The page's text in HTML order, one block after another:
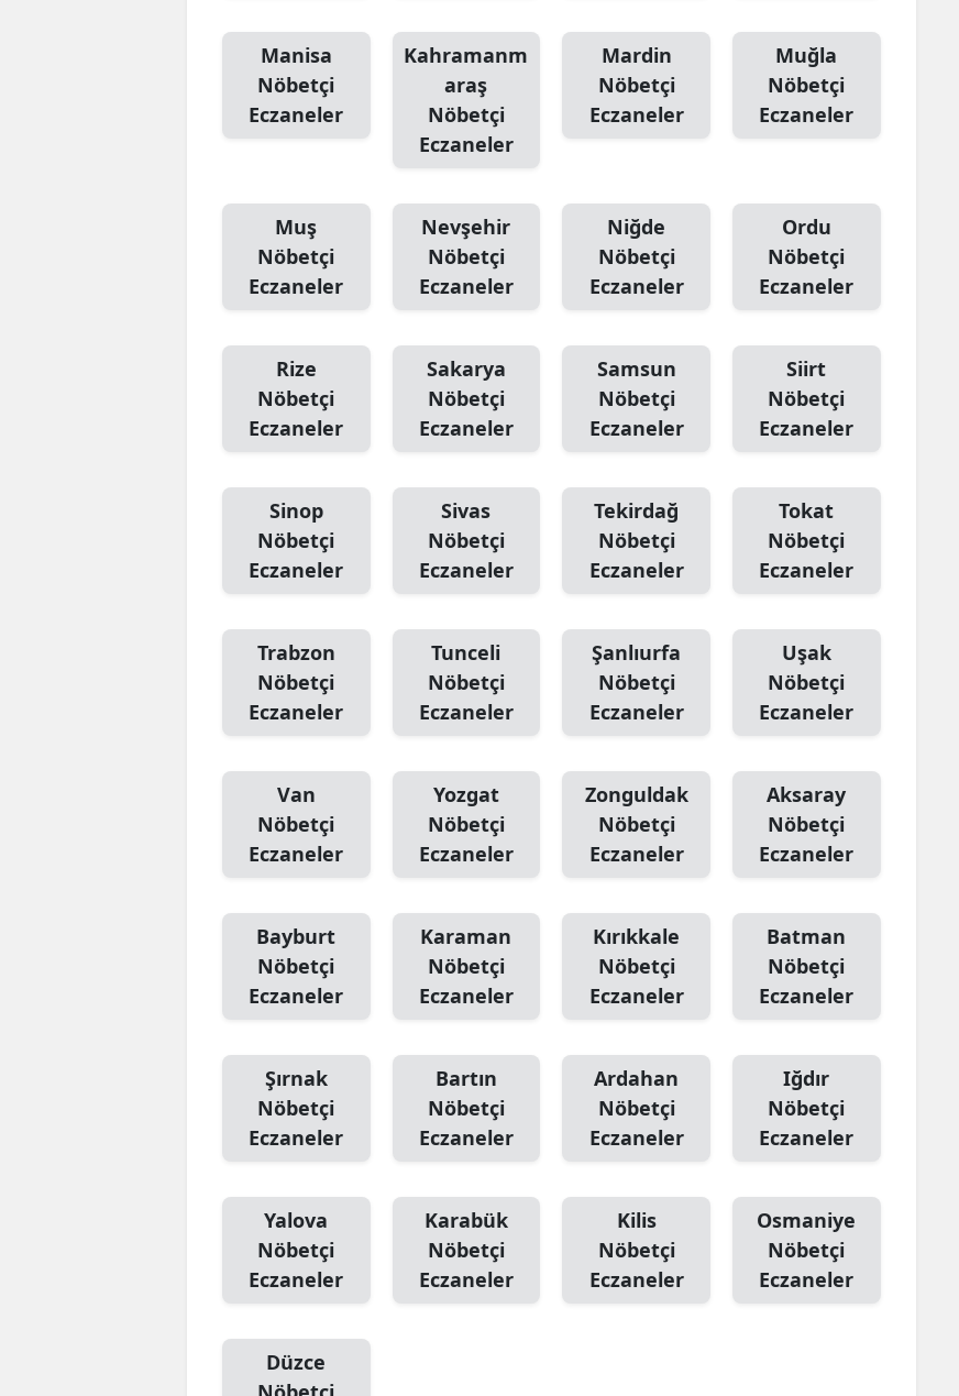
Manisa
Nöbetçi
Eczaneler
Kahramanm
araş
Nöbetçi
Eczaneler
Mardin
Nöbetçi
Eczaneler
Muğla
Nöbetçi
Eczaneler
Muş
Nöbetçi
Eczaneler
Nevşehir
Nöbetçi
Eczaneler
Niğde
Nöbetçi
Eczaneler
Ordu
Nöbetçi
Eczaneler
Rize
Nöbetçi
Eczaneler
Sakarya
Nöbetçi
Eczaneler
Samsun
Nöbetçi
Eczaneler
Siirt
Nöbetçi
Eczaneler
Sinop
Nöbetçi
Eczaneler
Sivas
Nöbetçi
Eczaneler
Tekirdağ
Nöbetçi
Eczaneler
Tokat
Nöbetçi
Eczaneler
Trabzon
Nöbetçi
Eczaneler
Tunceli
Nöbetçi
Eczaneler
Şanlıurfa
Nöbetçi
Eczaneler
Uşak
Nöbetçi
Eczaneler
Van
Nöbetçi
Eczaneler
Yozgat
Nöbetçi
Eczaneler
Zonguldak
Nöbetçi
Eczaneler
Aksaray
Nöbetçi
Eczaneler
Bayburt
Nöbetçi
Eczaneler
Karaman
Nöbetçi
Eczaneler
Kırıkkale
Nöbetçi
Eczaneler
Batman
Nöbetçi
Eczaneler
Şırnak
Nöbetçi
Eczaneler
Bartın
Nöbetçi
Eczaneler
Ardahan
Nöbetçi
Eczaneler
Iğdır
Nöbetçi
Eczaneler
Yalova
Nöbetçi
Eczaneler
Karabük
Nöbetçi
Eczaneler
Kilis
Nöbetçi
Eczaneler
Osmaniye
Nöbetçi
Eczaneler
Düzce